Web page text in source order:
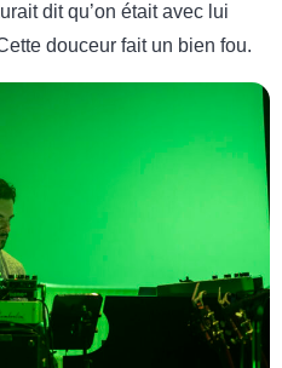
dit qu’on était avec lui
douceur fait un bien fou.